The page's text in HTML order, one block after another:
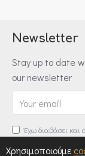
Newsletter
Stay up to date
our newsletter
Έχω διαβάσει και
Χρησιμοποιούμε